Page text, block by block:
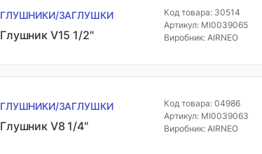
ГЛУШНИКИ/ЗАГЛУШКИ
Глушник V15 1/2"
Код товара: 30514
Артикул: MI0039065
Виробник: AIRNEO
ГЛУШНИКИ/ЗАГЛУШКИ
Глушник V8 1/4"
Код товара: 04986
Артикул: MI0039063
Виробник: AIRNEO